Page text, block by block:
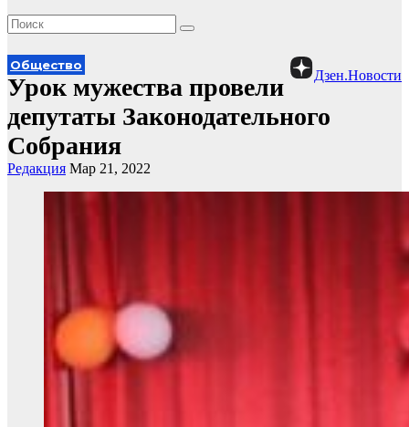
Дзен.Новости
Общество
Урок мужества провели
депутаты Законодательного
Собрания
Редакция Мар 21, 2022